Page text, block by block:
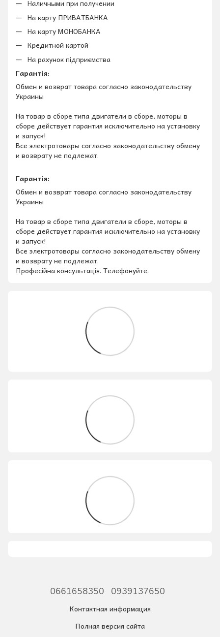
Наличными при получении
На карту ПРИВАТБАНКА
На карту МОНОБАНКА
Кредитной картой
На рахунок підприємства
Гарантія:
Обмен и возврат товара согласно законодательству
Украины
На товар в сборе типа двигатели в сборе, моторы в
сборе действует гарантия исключительно на установку
и запуск!
Все электротовары согласно законодательству обмену
и возврату не подлежат.
Гарантія:
Обмен и возврат товара согласно законодательству
Украины
На товар в сборе типа двигатели в сборе, моторы в
сборе действует гарантия исключительно на установку
и запуск!
Все электротовары согласно законодательству обмену
и возврату не подлежат.
Професійна консультація. Телефонуйте.
0661658350 0939137650
Контактная информация
Полная версия сайта